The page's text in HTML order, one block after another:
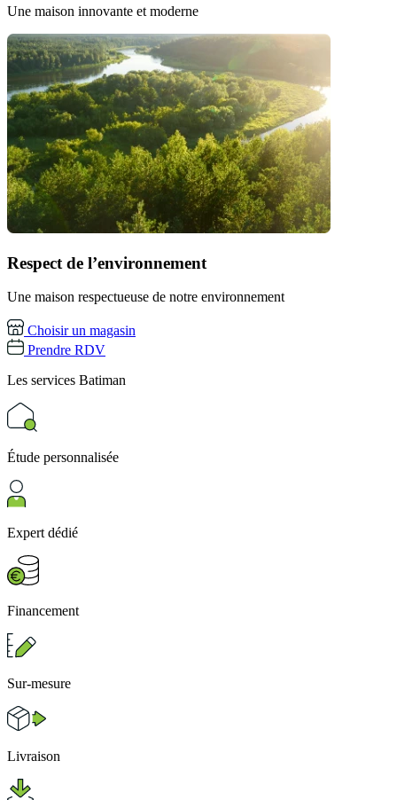
Une maison innovante et moderne
Respect de l’environnement
Une maison respectueuse de notre environnement
Choisir un magasin
Prendre RDV
Les services Batiman
Étude personnalisée
Expert dédié
Financement
Sur-mesure
Livraison